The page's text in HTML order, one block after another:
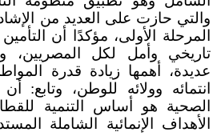
والتي حازت على العديد من
المرحلة الأولى، مؤكدًا أن
تاريخي وأمل لكل المصريين،
عديدة، أهمها زيادة قدرة
انتمائه وولائه للوطن، وتابع:
الصحية هو أساس التنمية
الأهداف الإنمائية الشاملة